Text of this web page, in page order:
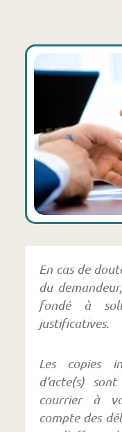
En cas de
du
fondé à
justificatives.
Les copies
d’acte(s)
courrier à
compte des